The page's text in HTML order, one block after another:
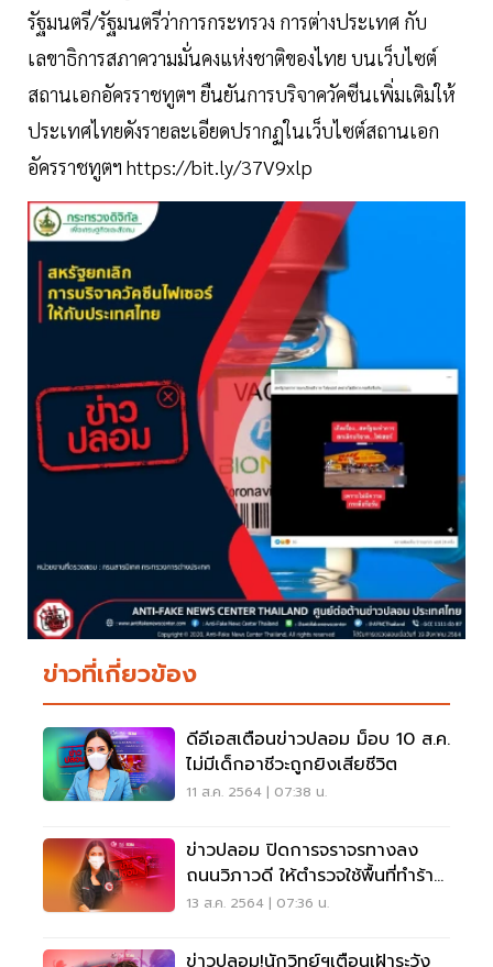
รัฐมนตรี/รัฐมนตรีว่าการกระทรวง การต่างประเทศ กับ
เลขาธิการสภาความมั่นคงแห่งชาติของไทย บนเว็บไซต์
สถานเอกอัครราชทูตฯ ยืนยันการบริจาควัคซีนเพิ่มเติมให้
ประเทศไทยดังรายละเอียดปรากฏในเว็บไซต์สถานเอก
อัครราชทูตฯ https://bit.ly/37V9xlp
ข่าวที่เกี่ยวข้อง
ดีอีเอสเตือนข่าวปลอม ม็อบ 10 ส.ค.
ไม่มีเด็กอาชีวะถูกยิงเสียชีวิต
11 ส.ค. 2564 | 07:38 น.
ข่าวปลอม ปิดการจราจรทางลง
ถนนวิภาวดี ให้ตำรวจใช้พื้นที่ทำร้าย
ผู้ชุมนุม
13 ส.ค. 2564 | 07:36 น.